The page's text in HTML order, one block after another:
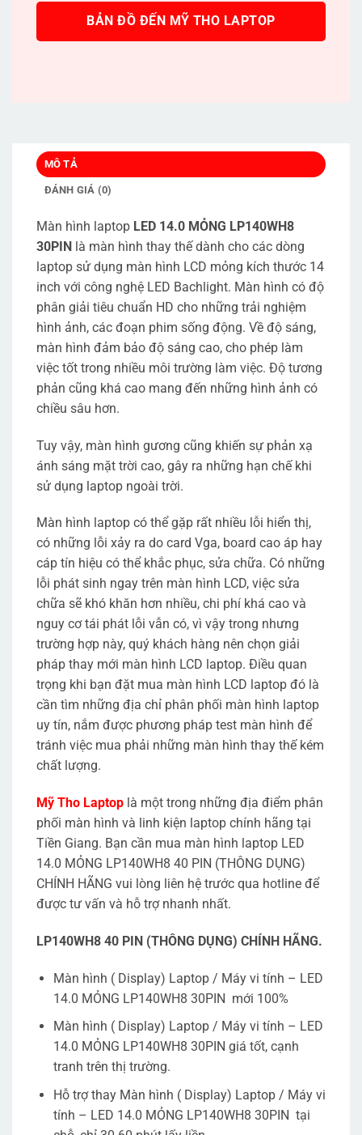
BẢN ĐỒ ĐẾN MỸ THO LAPTOP
MÔ TẢ
ĐÁNH GIÁ (0)
Màn hình laptop LED 14.0 MỎNG LP140WH8
30PIN là màn hình thay thế dành cho các dòng
laptop sử dụng màn hình LCD mỏng kích thước 14
inch với công nghệ LED Bachlight. Màn hình có độ
phân giải tiêu chuẩn HD cho những trải nghiệm
hình ảnh, các đoạn phim sống động. Về độ sáng,
màn hình đảm bảo độ sáng cao, cho phép làm
việc tốt trong nhiều môi trường làm việc. Độ tương
phản cũng khá cao mang đến những hình ảnh có
chiều sâu hơn.
Tuy vậy, màn hình gương cũng khiến sự phản xạ
ánh sáng mặt trời cao, gây ra những hạn chế khi
sử dụng laptop ngoài trời.
Màn hình laptop có thể gặp rất nhiều lỗi hiển thị,
có những lỗi xảy ra do card Vga, board cao áp hay
cáp tín hiệu có thể khắc phục, sửa chữa. Có những
lỗi phát sinh ngay trên màn hình LCD, việc sửa
chữa sẽ khó khăn hơn nhiều, chi phí khá cao và
nguy cơ tái phát lỗi vẫn có, vì vậy trong nhưng
trường hợp này, quý khách hàng nên chọn giải
pháp thay mới màn hình LCD laptop. Điều quan
trọng khi bạn đặt mua màn hình LCD laptop đó là
cần tìm những địa chỉ phân phối màn hình laptop
uy tín, nắm được phương pháp test màn hình để
tránh việc mua phải những màn hình thay thế kém
chất lượng.
Mỹ Tho Laptop là một trong những địa điểm phân
phối màn hình và linh kiện laptop chính hãng tại
Tiền Giang. Bạn cần mua màn hình laptop LED
14.0 MỎNG LP140WH8 40 PIN (THÔNG DỤNG)
CHÍNH HÃNG vui lòng liên hệ trước qua hotline để
được tư vấn và hỗ trợ nhanh nhất.
LP140WH8 40 PIN (THÔNG DỤNG) CHÍNH HÃNG.
Màn hình ( Display) Laptop / Máy vi tính – LED
14.0 MỎNG LP140WH8 30PIN mới 100%
Màn hình ( Display) Laptop / Máy vi tính – LED
14.0 MỎNG LP140WH8 30PIN giá tốt, cạnh
tranh trên thị trường.
Hỗ trợ thay Màn hình ( Display) Laptop / Máy vi
tính – LED 14.0 MỎNG LP140WH8 30PIN tại